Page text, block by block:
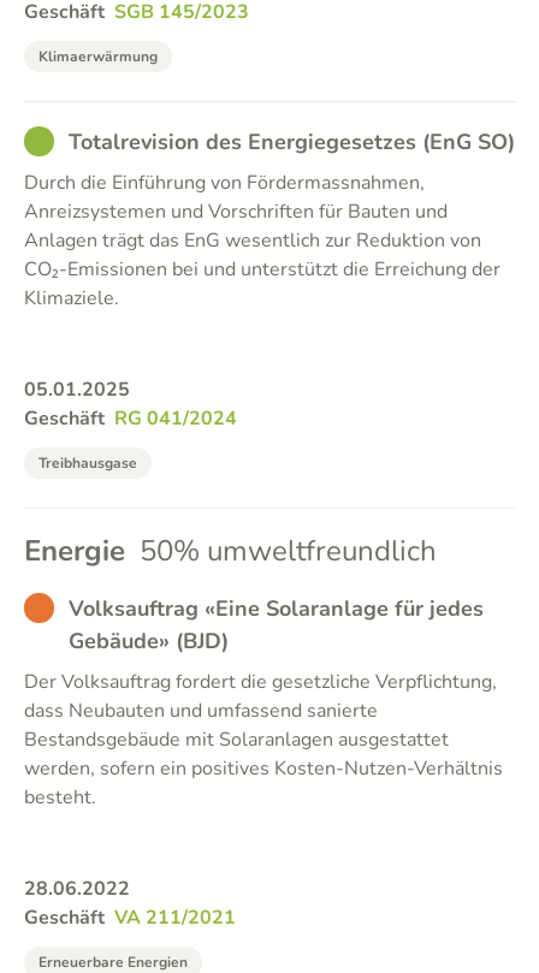
Geschäft SGB 145/2023
Klimaerwärmung
GOODTotalrevision des Energiegesetzes (EnG SO)
Durch die Einführung von Fördermassnahmen,
Anreizsystemen und Vorschriften für Bauten und
Anlagen trägt das EnG wesentlich zur Reduktion von
CO₂-Emissionen bei und unterstützt die Erreichung der
Klimaziele.
05.01.2025
Geschäft RG 041/2024
Treibhausgase
Energie 50% umweltfreundlich
BADVolksauftrag «Eine Solaranlage für jedes
Gebäude» (BJD)
Der Volksauftrag fordert die gesetzliche Verpflichtung,
dass Neubauten und umfassend sanierte
Bestandsgebäude mit Solaranlagen ausgestattet
werden, sofern ein positives Kosten-Nutzen-Verhältnis
besteht.
28.06.2022
Geschäft VA 211/2021
Erneuerbare Energien